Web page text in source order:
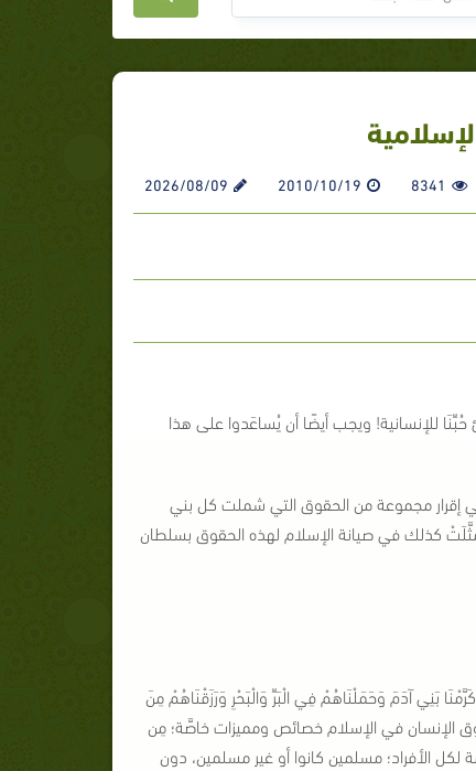
8341
2010/10/19
2026/08/09
للإنسانية! ويجب أيضًا أن يُساعَدوا على هذا
إقرار مجموعة من الحقوق التي شملت كل بني
كذلك في صيانة الإسلام لهذه الحقوق بسلطان
بَنِي آدَمَ وَحَمَلْنَاهُمْ فِي الْبَرِّ وَالْبَحْرِ وَرَزَقْنَاهُمْ مِنَ
70].وهذه النظرة جعلت لحقوق الإنسان في الإسلام خصائص ومميزات خاصَّة؛ مِن
الأفراد؛ مسلمين كانوا أو غير مسلمين، دون